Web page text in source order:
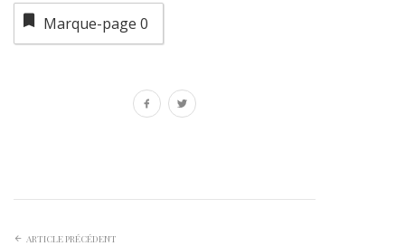
Marque-page 0
ARTICLE PRÉCÉDENT